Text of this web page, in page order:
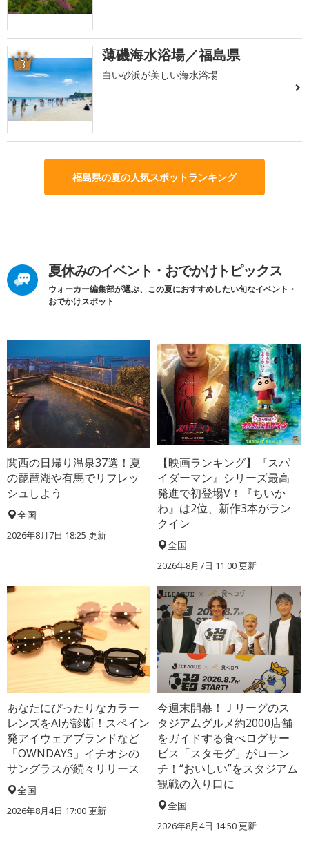
3 薄磯海水浴場／福島県
白い砂浜が美しい海水浴場
福島県の夏の人気スポットランキング
夏休みのイベント・おでかけトピックス
ウォーカー編集部が選ぶ、この夏におすすめしたい旬なイベント・
おでかけスポット
関西の日帰り温泉37選！夏
の琵琶湖や有馬でリフレッ
シュしよう
全国
2026年8月7日 18:25 更新
【映画ランキング】『スパ
イダーマン』シリーズ最高
発進で初登場V！『ちいか
わ』は2位、新作3本がラン
クイン
全国
2026年8月7日 11:00更新
あなたにぴったりなカラー
レンズをAIが診断！スペイン
発アイウェアブランドなど
「OWNDAYS」イチオシの
サングラスが続々リリース
全国
2026年8月4日 17:00更新
今週末開幕！Ｊリーグのス
タジアムグルメ約2000店舗
をガイドする食べログサー
ビス「スタモグ」がローン
チ！“おいしい”をスタジアム
観戦の入り口に
全国
2026年8月4日 14:50更新